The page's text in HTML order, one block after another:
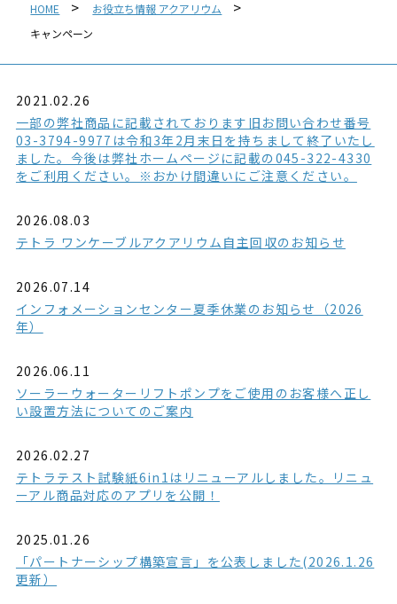
HOME
お役立ち情報 アクアリウム
キャンペーン
2021.02.26
一部の弊社商品に記載されております旧お問い合わせ番号
03-3794-9977は令和3年2月末日を持ちまして終了いたし
ました。今後は弊社ホームページに記載の045-322-4330
をご利用ください。※おかけ間違いにご注意ください。
2026.08.03
テトラ ワンケーブルアクアリウム自主回収のお知らせ
2026.07.14
インフォメーションセンター夏季休業のお知らせ（2026
年）
2026.06.11
ソーラーウォーターリフトポンプをご使用のお客様へ正し
い設置方法についてのご案内
2026.02.27
テトラテスト試験紙6in1はリニューアルしました。リニュ
ーアル商品対応のアプリを公開！
2025.01.26
「パートナーシップ構築宣言」を公表しました(2026.1.26
更新）